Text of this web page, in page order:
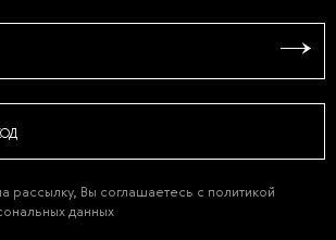
рассылку, Вы соглашаетесь с политикой
данных